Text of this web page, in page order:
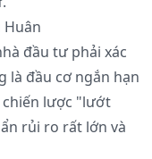
Huân
đầu tư phải xác
là đầu cơ ngắn hạn
chiến lược "lướt
rủi ro rất lớn và